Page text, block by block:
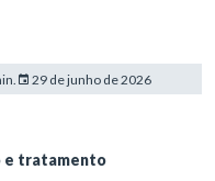
29 de junho de 2026
e tratamento